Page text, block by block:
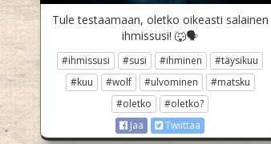
Tule testaamaan, oletko oikeasti salainen
ihmissusi! 🐺🗣
#ihmissusi #susi #ihminen
#täysikuu
#kuu
#wolf #ulvominen
#matsku
#oletko
#oletko?
Jaa
Twiittaa